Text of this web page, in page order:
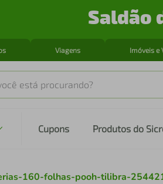
Saldão
Viagens Imóveis e
está procurando?
Cupons Produtos do
160-folhas-pooh-tilibra-